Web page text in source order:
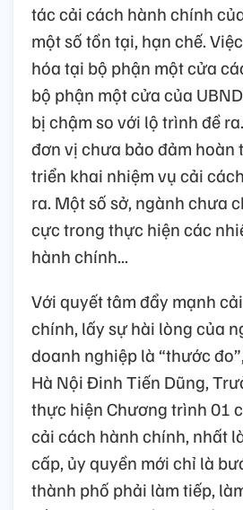
tác cải cách hành chính
một số tồn tại, hạn chế.
hóa tại bộ phận một cửa
bộ phận một cửa của
bị chậm so với lộ trình đề
đơn vị chưa bảo đảm hoàn
triển khai nhiệm vụ cải
ra. Một số sở, ngành chưa
cực trong thực hiện các
hành chính...
Với quyết tâm đẩy mạnh
chính, lấy sự hài lòng của
doanh nghiệp là “thước
Hà Nội Đinh Tiến Dũng,
thực hiện Chương trình 01
cải cách hành chính, nhất
cấp, ủy quyền mới chỉ là
thành phố phải làm tiếp,